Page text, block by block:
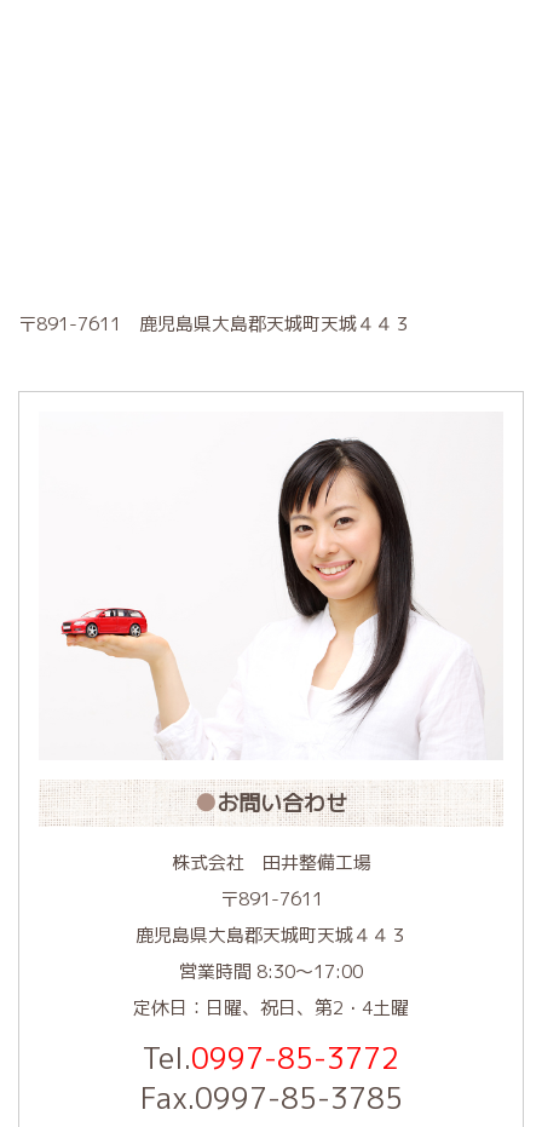
〒891-7611 鹿児島県大島郡天城町天城４４３
お問い合わせ
株式会社 田井整備工場
〒891-7611
鹿児島県大島郡天城町天城４４３
営業時間 8:30～17:00
定休日：日曜、祝日、第2・4土曜
Tel.0997-85-3772
Fax.0997-85-3785